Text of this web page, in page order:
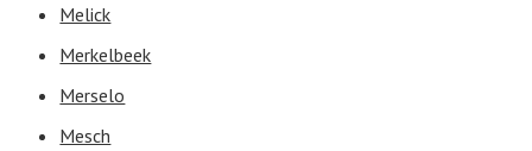
Melick
Merkelbeek
Merselo
Mesch